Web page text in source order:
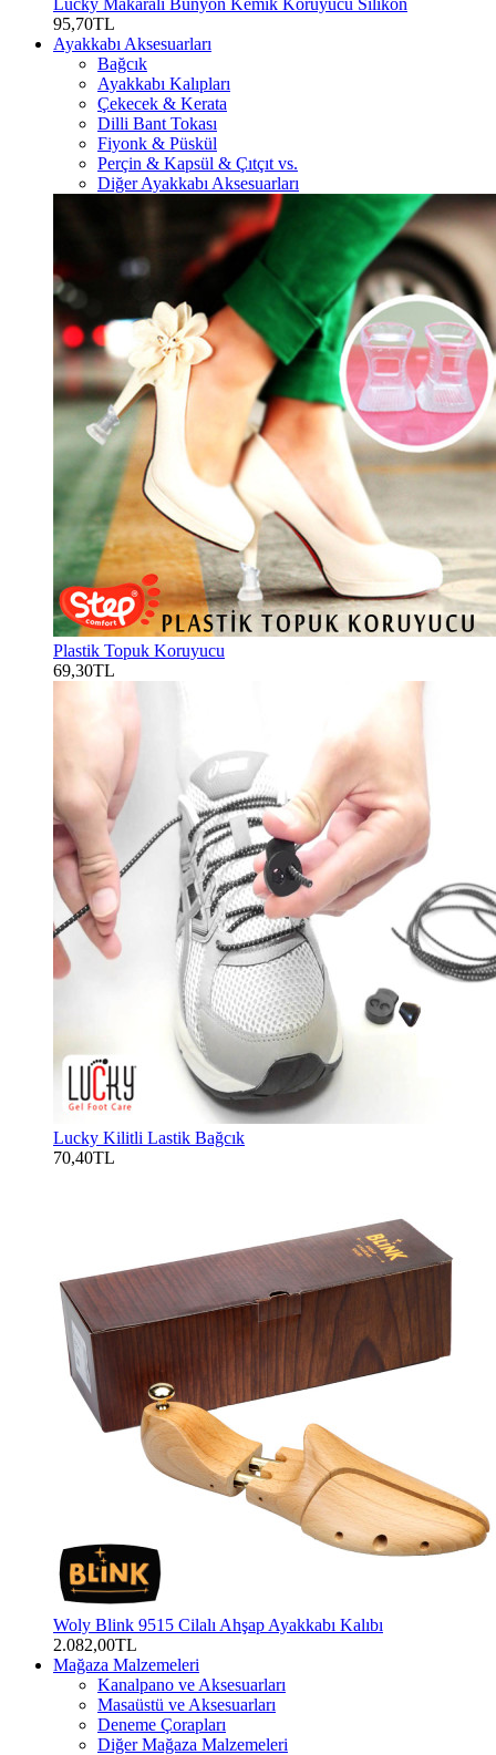
Lucky Makaralı Bunyon Kemik Koruyucu Silikon
95,70TL
Ayakkabı Aksesuarları
Bağcık
Ayakkabı Kalıpları
Çekecek & Kerata
Dilli Bant Tokası
Fiyonk & Püskül
Perçin & Kapsül & Çıtçıt vs.
Diğer Ayakkabı Aksesuarları
Plastik Topuk Koruyucu
69,30TL
Lucky Kilitli Lastik Bağcık
70,40TL
Woly Blink 9515 Cilalı Ahşap Ayakkabı Kalıbı
2.082,00TL
Mağaza Malzemeleri
Kanalpano ve Aksesuarları
Masaüstü ve Aksesuarları
Deneme Çorapları
Diğer Mağaza Malzemeleri